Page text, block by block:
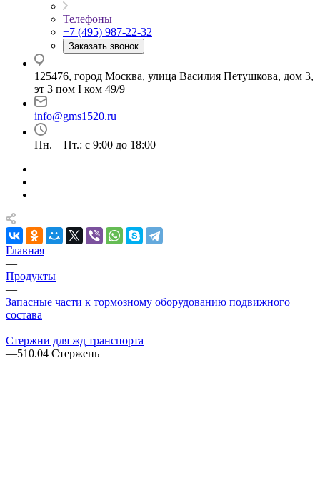
Телефоны
+7 (495) 987-22-32
Заказать звонок
125476, город Москва, улица Василия Петушкова, дом 3,
эт 3 пом I ком 49/9
info@gms1520.ru
Пн. – Пт.: с 9:00 до 18:00
Главная
—
Продукты
—
Запасные части к тормозному оборудованию подвижного
состава
—
Стержни для жд транспорта
—510.04 Стержень